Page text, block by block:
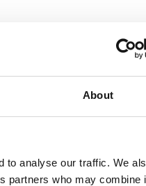
About
to analyse our traffic. We
partners who may combine
underviser.
2300 København S.